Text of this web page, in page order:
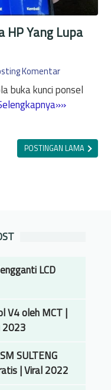
HP Yang Lupa
Komentar
buka kunci ponsel
a
e
k
POSTINGAN LAMA
LCD
V4 oleh MCT |
2023
SULTENG
| Viral 2022